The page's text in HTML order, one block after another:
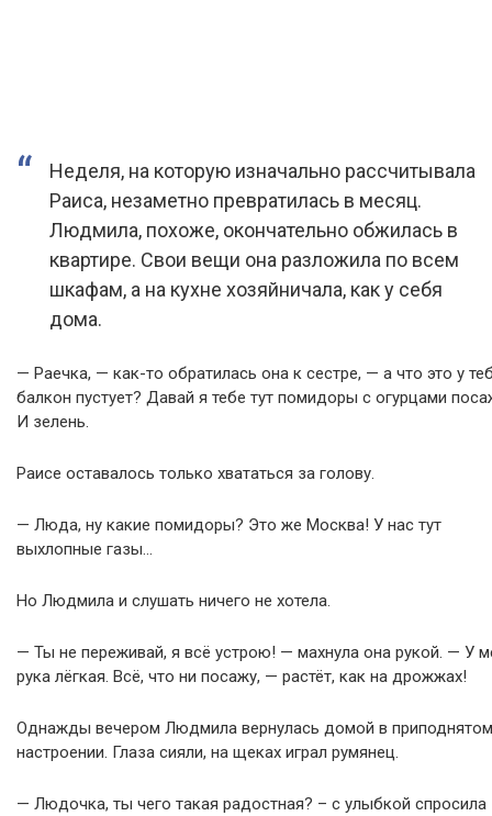
Неделя, на которую изначально рассчитывала
Раиса, незаметно превратилась в месяц.
Людмила, похоже, окончательно обжилась в
квартире. Свои вещи она разложила по всем
шкафам, а на кухне хозяйничала, как у себя
дома.
— Раечка, — как-то обратилась она к сестре, — а что это у
балкон пустует? Давай я тебе тут помидоры с огурцами
И зелень.
Раисе оставалось только хвататься за голову.
— Люда, ну какие помидоры? Это же Москва! У нас тут
выхлопные газы…
Но Людмила и слушать ничего не хотела.
— Ты не переживай, я всё устрою! — махнула она рукой. — У
рука лёгкая. Всё, что ни посажу, — растёт, как на дрожжах!
Однажды вечером Людмила вернулась домой в приподнятом
настроении. Глаза сияли, на щеках играл румянец.
— Людочка, ты чего такая радостная? – с улыбкой спросила